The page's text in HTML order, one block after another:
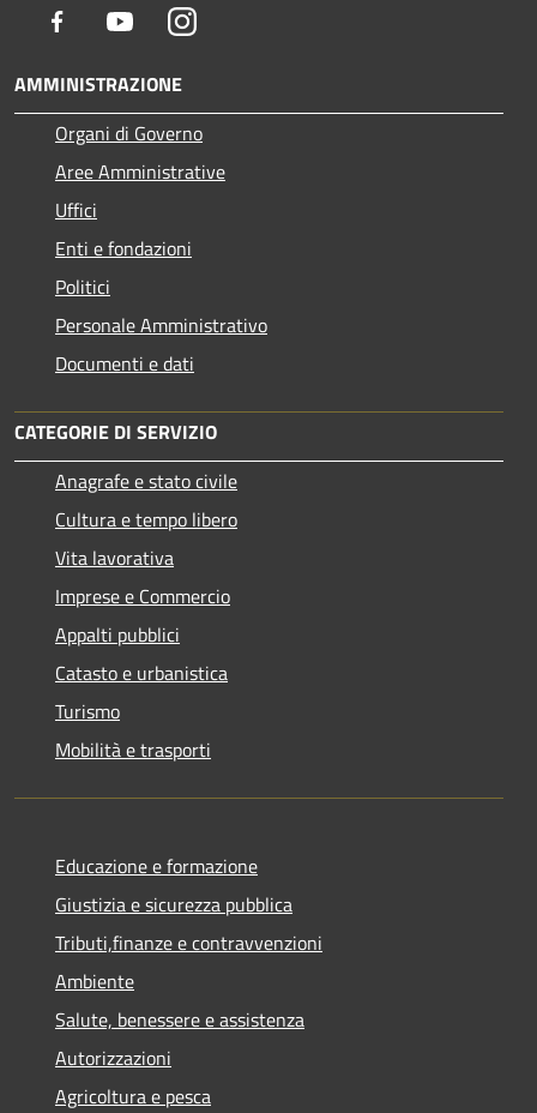
Facebook YoutubeInstagram
AMMINISTRAZIONE
Organi di Governo
Aree Amministrative
Uffici
Enti e fondazioni
Politici
Personale Amministrativo
Documenti e dati
CATEGORIE DI SERVIZIO
Anagrafe e stato civile
Cultura e tempo libero
Vita lavorativa
Imprese e Commercio
Appalti pubblici
Catasto e urbanistica
Turismo
Mobilità e trasporti
Educazione e formazione
Giustizia e sicurezza pubblica
Tributi,finanze e contravvenzioni
Ambiente
Salute, benessere e assistenza
Autorizzazioni
Agricoltura e pesca